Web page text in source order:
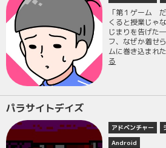
「第１ゲーム
くると授業じゃ
じまりを告げた
フ、なぜか着せ
ムに巻き込まれ
る
パラサイトデイズ
アドベンチャー
Android